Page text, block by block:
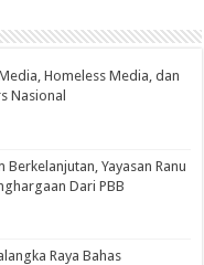
Homeless Media, dan
Nasional
Yayasan Ranu
Dari PBB
Raya Bahas